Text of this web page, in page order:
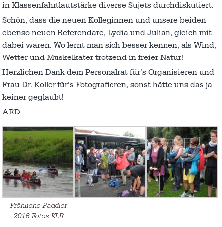
in Klassenfahrtlautstärke diverse Sujets durchdiskutiert.
Schön, dass die neuen Kolleginnen und unsere beiden
ebenso neuen Referendare, Lydia und Julian, gleich mit
dabei waren. Wo lernt man sich besser kennen, als Wind,
Wetter und Muskelkater trotzend in freier Natur!
Herzlichen Dank dem Personalrat für’s Organisieren und
Frau Dr. Koller für’s Fotografieren, sonst hätte uns das ja
keiner geglaubt!
ARD
Fröhliche Paddler
2016 Fotos:KLR